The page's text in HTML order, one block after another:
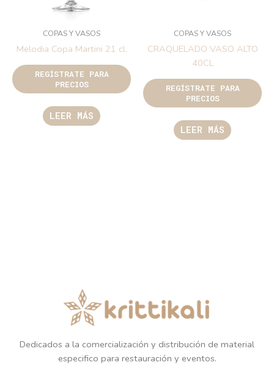
COPAS Y VASOS
Melodia Copa Martini 21 cl.
REGÍSTRATE PARA
PRECIOS
LEER MÁS
COPAS Y VASOS
CRAQUELADO VASO ALTO
40CL
REGÍSTRATE PARA
PRECIOS
LEER MÁS
Dedicados a la comercialización y distribución de material
especifico para restauración y eventos.